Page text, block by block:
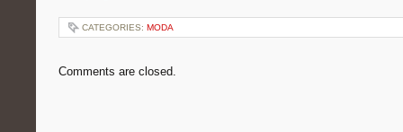
CATEGORIES: MODA
Comments are closed.